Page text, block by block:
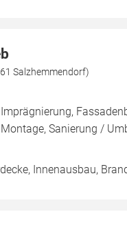
Salzhemmendorf)
Sanierung /
Innenausbau,